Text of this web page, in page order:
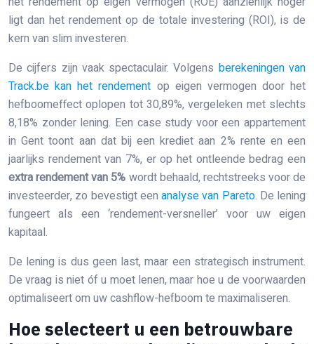
ligt dan het rendement op de totale investering (ROI), is de
kern van slim investeren.
De cijfers zijn vaak spectaculair. Volgens berekeningen van
Track.be kan het rendement op eigen vermogen door het
hefboomeffect oplopen tot 30,89%, vergeleken met slechts
8,18% zonder lening. Een case study voor een appartement
in Gent toont aan dat bij een krediet aan 2% rente en een
jaarlijks rendement van 7%, er op het ontleende bedrag een
extra rendement van 5% wordt behaald, rechtstreeks voor de
investeerder, zo bevestigt een analyse van Pareto. De lening
fungeert als een ‘rendement-versneller’ voor uw eigen
kapitaal.
De lening is dus geen last, maar een strategisch instrument.
De vraag is niet óf u moet lenen, maar hoe u de voorwaarden
optimaliseert om uw cashflow-hefboom te maximaliseren.
Hoe selecteert u een betrouwbare